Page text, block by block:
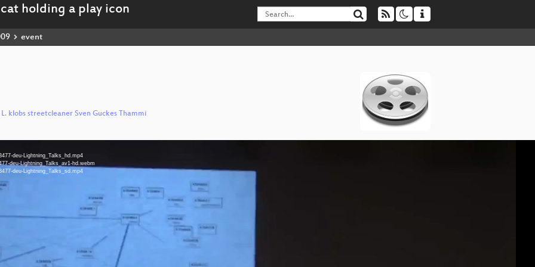
event
klobs streetcleaner Sven Guckes Thammi
deu-Lightning_Talks_hd.mp4
deu-Lightning_Talks_av1-hd.webm
deu-Lightning_Talks_sd.mp4